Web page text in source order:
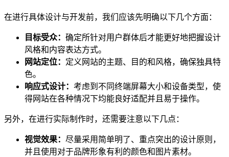
在进行具体设计与开发前，我们应该先明确以下几个方面：
目标受众： 确定所针对用户群体后才能更好地把握设计
风格和内容表达方式。
网站定位： 定义网站的主题、目的和风格，确保独具特
色。
响应式设计： 考虑到不同终端屏幕大小和设备类型，使
得网站在各种情况下均能良好适配并且易于操作。
另外，在进行实际制作时，还需要注意以下几点：
视觉效果： 尽量采用简单明了、重点突出的设计原则，
并且使用对于品牌形象有利的颜色和图片素材。